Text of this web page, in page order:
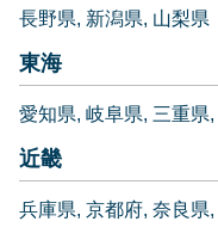
長野県 新潟県 山梨県
東海
愛知県 岐阜県 三重県
近畿
兵庫県 京都府 奈良県